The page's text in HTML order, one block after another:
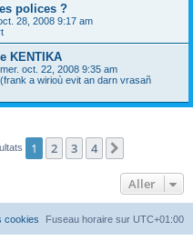
polices ?
28, 2008 9:17 am
KENTIKA
mer. oct. 22, 2008 9:35 am
a wirioù evit an darn vrasañ
1 2 3 4
Aller
Fuseau horaire sur UTC+01:00
cookies